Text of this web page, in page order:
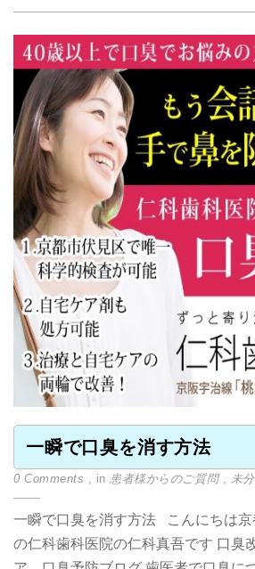
一瞬で口臭を消す方法
0 Comments , in 患者様からのご質問, 未
一瞬で口臭を消す方法 こんにちは京
の仁科歯科医院の仁科真吾です 口臭